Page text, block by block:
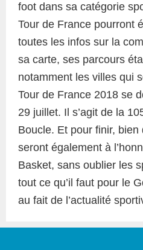
foot dans sa catégorie
Tour de France pourront
toutes les infos sur la
sa carte, ses parcours
notamment les villes qui
Tour de France 2018 se
29 juillet. Il s’agit de la
Boucle. Et pour finir, bien
seront également à
Basket, sans oublier les
tout ce qu’il faut pour le
au fait de l’actualité